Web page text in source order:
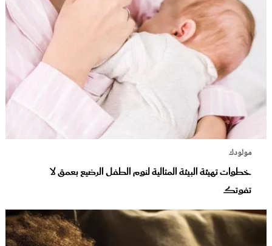
مولودك
خطوات تهيئة البيئة المثالية لنوم الطفل الرضيع بعمق لا
تفوتك